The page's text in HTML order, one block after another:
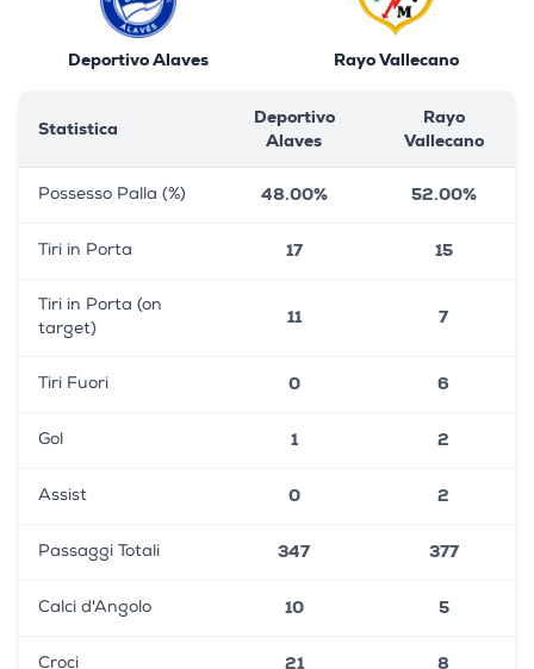
Deportivo Alaves Rayo Vallecano
Statistica
Deportivo
Alaves
Rayo
Vallecano
Possesso Palla (%) 48.00% 52.00%
Tiri in Porta 17 15
Tiri in Porta (on
target)
11 7
Tiri Fuori 0 6
Gol 1 2
Assist 0 2
Passaggi Totali 347 377
Calci d'Angolo 10 5
Croci 21 8